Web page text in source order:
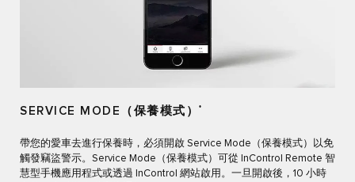
SERVICE MODE（保養模式） *
帶您的愛車去進行保養時，必須開啟 Service Mode（保養模式）以免
觸發竊盜警示。Service Mode（保養模式）可從 InControl Remote 智
慧型手機應用程式或透過 InControl 網站啟用。一旦開啟後，10 小時